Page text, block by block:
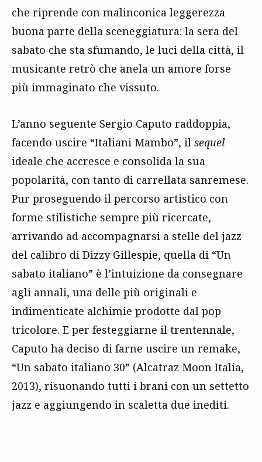
che riprende con malinconica leggerezza
buona parte della sceneggiatura: la sera del
sabato che sta sfumando, le luci della città, il
musicante retrò che anela un amore forse
più immaginato che vissuto.
L’anno seguente Sergio Caputo raddoppia,
facendo uscire “Italiani Mambo”, il sequel
ideale che accresce e consolida la sua
popolarità, con tanto di carrellata sanremese.
Pur proseguendo il percorso artistico con
forme stilistiche sempre più ricercate,
arrivando ad accompagnarsi a stelle del jazz
del calibro di Dizzy Gillespie, quella di “Un
sabato italiano” è l’intuizione da consegnare
agli annali, una delle più originali e
indimenticate alchimie prodotte dal pop
tricolore. E per festeggiarne il trentennale,
Caputo ha deciso di farne uscire un remake,
“Un sabato italiano 30” (Alcatraz Moon Italia,
2013), risuonando tutti i brani con un settetto
jazz e aggiungendo in scaletta due inediti.